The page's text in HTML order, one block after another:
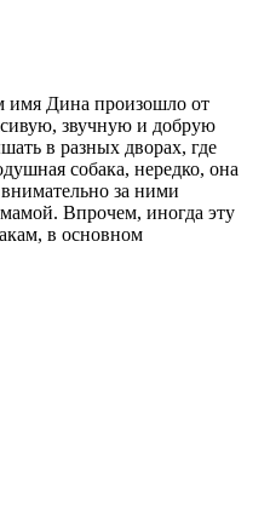
имя Дина произошло от
звучную и добрую
в разных дворах, где
собака, нередко, она
за ними
Впрочем, иногда эту
в основном